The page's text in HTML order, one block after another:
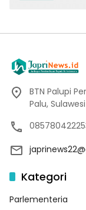
BTN Palupi
Palu,
Kategori
Parlementeria